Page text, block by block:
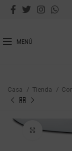
MENÚ
Casa Tienda
Haga